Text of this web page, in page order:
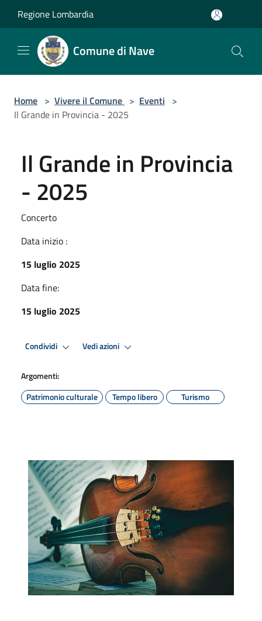
Regione Lombardia
Comune di Nave
Home > Vivere il Comune > Eventi >
Il Grande in Provincia - 2025
Il Grande in Provincia
- 2025
Concerto
Data inizio :
15 luglio 2025
Data fine:
15 luglio 2025
Condividi Vedi azioni
Argomenti:
Patrimonio culturale
Tempo libero Turismo